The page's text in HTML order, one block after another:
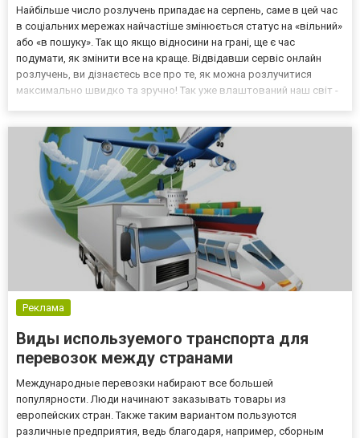
Найбільше число розлучень припадає на серпень, саме в цей час
в соціальних мережах найчастіше змінюється статус на «вільний»
або «в пошуку». Так що якщо відносини на грані, ще є час
подумати, як змінити все на краще. Відвідавши сервіс онлайн
розлучень, ви дізнаєтесь все про те, як можна розлучитися
максимально швидко та зручно! Так уже влаштований наш світ -
Реклама
Виды используемого транспорта для
перевозок между странами
Международные перевозки набирают все большей
популярности. Люди начинают заказывать товары из
европейских стран. Также таким вариантом пользуются
различные предприятия, ведь благодаря, например, сборным